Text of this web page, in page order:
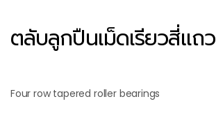
ตลับลูกปืนเม็ดเรียวสี่แถว
Four row tapered roller bearings